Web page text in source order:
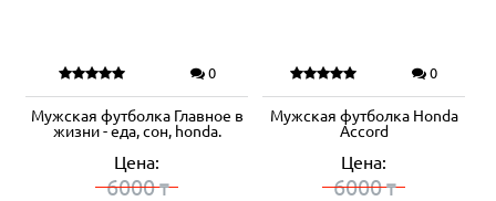
0
Мужская футболка Главное в
жизни - еда, сон, honda.
Цена:
6000₸
0
Мужская футболка Honda
Accord
Цена:
6000₸